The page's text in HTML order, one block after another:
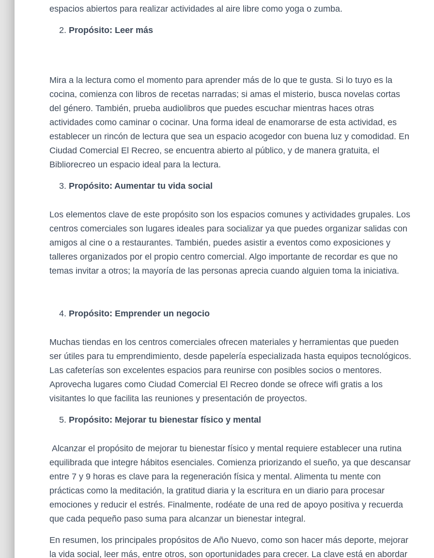
espacios abiertos para realizar actividades al aire libre como yoga o zumba.
Propósito: Leer más
Mira a la lectura como el momento para aprender más de lo que te gusta. Si lo tuyo es la
cocina, comienza con libros de recetas narradas; si amas el misterio, busca novelas cortas
del género. También, prueba audiolibros que puedes escuchar mientras haces otras
actividades como caminar o cocinar. Una forma ideal de enamorarse de esta actividad, es
establecer un rincón de lectura que sea un espacio acogedor con buena luz y comodidad. En
Ciudad Comercial El Recreo, se encuentra abierto al público, y de manera gratuita, el
Bibliorecreo un espacio ideal para la lectura.
Propósito: Aumentar tu vida social
Los elementos clave de este propósito son los espacios comunes y actividades grupales. Los
centros comerciales son lugares ideales para socializar ya que puedes organizar salidas con
amigos al cine o a restaurantes. También, puedes asistir a eventos como exposiciones y
talleres organizados por el propio centro comercial. Algo importante de recordar es que no
temas invitar a otros; la mayoría de las personas aprecia cuando alguien toma la iniciativa.
Propósito: Emprender un negocio
Muchas tiendas en los centros comerciales ofrecen materiales y herramientas que pueden
ser útiles para tu emprendimiento, desde papelería especializada hasta equipos tecnológicos.
Las cafeterías son excelentes espacios para reunirse con posibles socios o mentores.
Aprovecha lugares como Ciudad Comercial El Recreo donde se ofrece wifi gratis a los
visitantes lo que facilita las reuniones y presentación de proyectos.
Propósito: Mejorar tu bienestar físico y mental
Alcanzar el propósito de mejorar tu bienestar físico y mental requiere establecer una rutina
equilibrada que integre hábitos esenciales. Comienza priorizando el sueño, ya que descansar
entre 7 y 9 horas es clave para la regeneración física y mental. Alimenta tu mente con
prácticas como la meditación, la gratitud diaria y la escritura en un diario para procesar
emociones y reducir el estrés. Finalmente, rodéate de una red de apoyo positiva y recuerda
que cada pequeño paso suma para alcanzar un bienestar integral.
En resumen, los principales propósitos de Año Nuevo, como son hacer más deporte, mejorar
la vida social, leer más, entre otros, son oportunidades para crecer. La clave está en abordar